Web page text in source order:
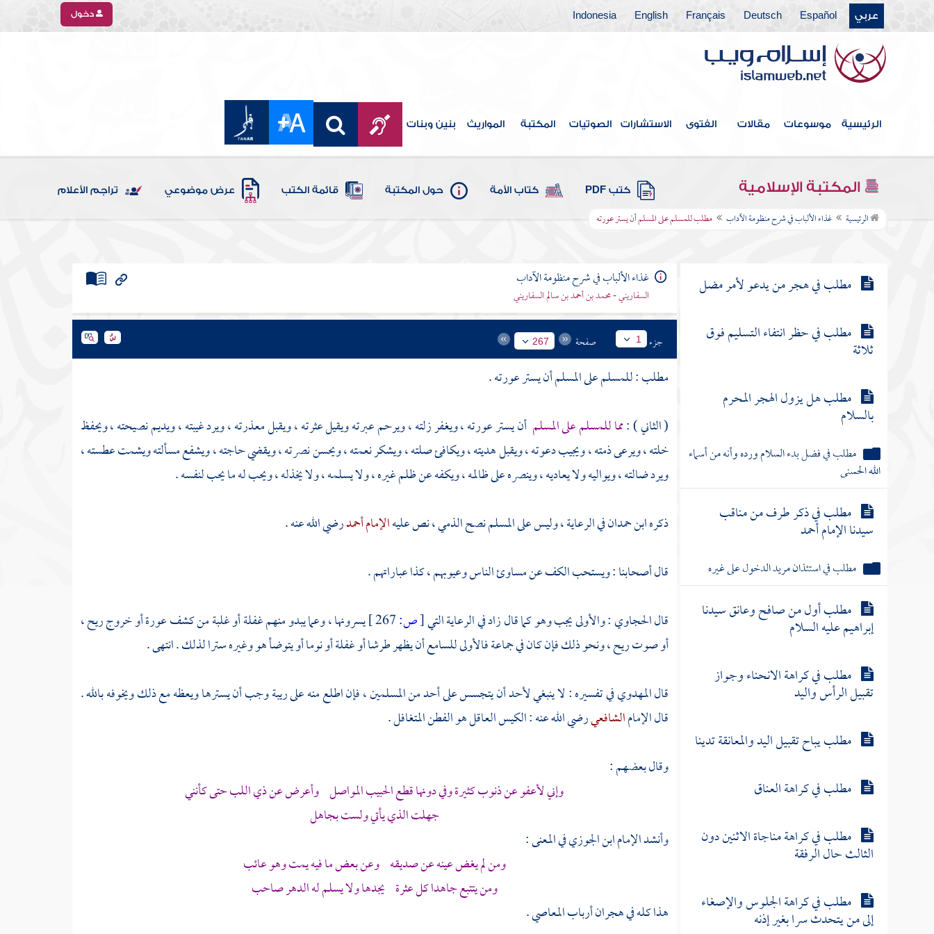
عربي Español
Deutsch
Français
English
Indonesia دخول
الرئيسية موسوعات مقالات الفتوى الاستشارات الصوتيات المكتبة المواريث بنين وبنات
المكتبة الإسلامية كتب PDF كتاب الأمة حول المكتبة قائمة الكتب عرض موضوعي تراجم الأعلام
الرئيسية غذاء الألباب في شرح منظومة الآداب مطلب للمسلم على المسلم أن يستر عورته
مطلب في إتلاف آلة التنجيم والسحر
مطلب في ذكر ما ورد في تحريم الخمر
مطلب في هجر من أعلن بالمعاصي
مطلب للمسلم على المسلم أن يستر
مطلب في هجر من يدعو لأمر مضل
مطلب في حظر انتفاء التسليم فوق
ثلاثة
مطلب هل يزول الهجر المحرم
بالسلام
مطلب في فضل بدء السلام ورده وأنه من أسماء
الله الحسنى
مطلب في ذكر طرف من مناقب
سيدنا الإمام أحمد
مطلب في استئذان مريد الدخول على غيره
مطلب أول من صافح وعانق سيدنا
إبراهيم عليه السلام
مطلب في كراهة الانحناء وجواز
تقبيل الرأس واليد
مطلب يباح تقبيل اليد والمعانقة تدينا
مطلب في كراهة العناق
مطلب في كراهة مناجاة الاثنين دون
الثالث حال الرفقة
مطلب في كراهة الجلوس والإصغاء
إلى من يتحدث سرا بغير إذنه
غذاء الألباب في شرح منظومة الآداب
السفاريني - محمد بن أحمد بن سالم السفاريني
جزء 1 صفحة 267
مطلب : للمسلم على المسلم أن يستر عورته .
( الثاني ) :مما للمسلم على المسلم أن يستر عورته ، ويغفر زلته ، ويرحم عبرته ويقيل عثرته ، ويقبل معذرته ، ويرد غيبته ، ويديم نصيحته ، ويحفظ
خلته ، ويرعى ذمته ، ويجيب دعوته ، ويقبل هديته ، ويكافئ صلته ، ويشكر نعمته ، ويحسن نصرته ، ويقضي حاجته ، ويشفع مسألته ويشمت عطسته ،
ويرد ضالته ، ويواليه ولا يعاديه ، وينصره على ظالمه ، ويكفه عن ظلم غيره ، ولا يسلمه ، ولا يخذله ، ويحب له ما يحب لنفسه .
ذكرهابن حمدانفي الرعاية ، وليس على المسلم نصح الذمي ، نص عليهالإمام أحمدرضي الله عنه .
قال أصحابنا : ويستحب الكف عن مساوئ الناس وعيوبهم ، كذا عباراتهم .
قالالحجاوي: والأولى يجب وهو كما قال زاد في الرعاية التي[ص:
يسرونها ، وعما يبدو منهم غفلة أو غلبة من كشف عورة أو خروج ريح ،
أو صوت ريح ، ونحو ذلك فإن كان في جماعة فالأولى للسامع أن يظهر طرشا أو غفلة أو نوما أو يتوضأ هو وغيره سترا لذلك . انتهى .
قالالمهدويفي تفسيره : لا ينبغي لأحد أن يتجسس على أحد من المسلمين ، فإن اطلع منه على ريبة وجب أن يسترها ويعظه مع ذلك ويخوفه بالله .
قال الإمامالشافعيرضي الله عنه : الكيس العاقل هو الفطن المتغافل .
وقال بعضهم :
وإني لأعفو عن ذنوب كثيرة وفي دونها قطع الحبيب المواصل وأعرض عن ذي اللب حتى كأنني
جهلت الذي يأتي ولست بجاهل
وأنشد الإمامابن الجوزيفي المعنى :
ومن لم يغض عينه عن صديقه وعن بعض ما فيه يمت وهو عائب
ومن يتتبع جاهدا كل عثرة يجدها ولا يسلم له الدهر صاحب
هذا كله في هجران أرباب المعاصي .